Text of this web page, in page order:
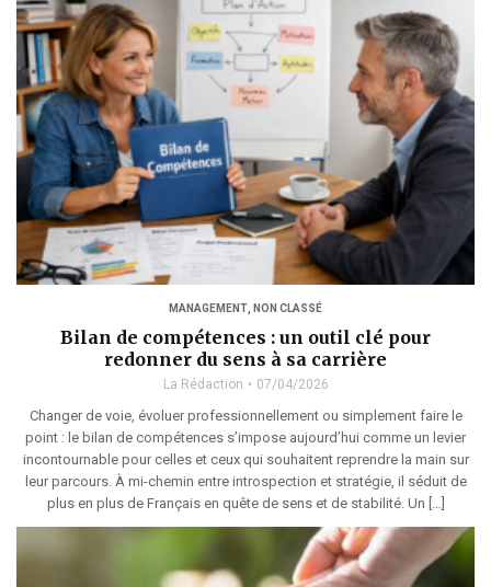
MANAGEMENT NON CLASSÉ
Bilan de compétences : un outil clé pour
redonner du sens à sa carrière
La Rédaction 07/04/2026
Changer de voie, évoluer professionnellement ou simplement faire le
point : le bilan de compétences s’impose aujourd’hui comme un levier
incontournable pour celles et ceux qui souhaitent reprendre la main sur
leur parcours. À mi-chemin entre introspection et stratégie, il séduit de
plus en plus de Français en quête de sens et de stabilité. Un […]